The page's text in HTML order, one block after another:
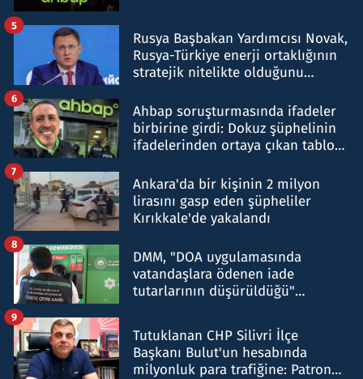
Rusya Başbakan Yardımcısı Novak,
Rusya-Türkiye enerji ortaklığının
stratejik nitelikte olduğunu
5
Ahbap soruşturmasında ifadeler
birbirine girdi: Dokuz şüphelinin
ifadelerinden ortaya çıkan tablo
6
Ankara'da bir kişinin 2 milyon
lirasını gasp eden şüpheliler
Kırıkkale'de yakalandı
7
DMM, "DOA uygulamasında
vatandaşlara ödenen iade
tutarlarının düşürüldüğü"
8
Tutuklanan CHP Silivri İlçe
Başkanı Bulut'un hesabında
milyonluk para trafiğine: Patron
9